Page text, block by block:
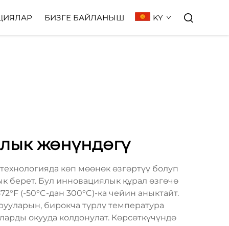
БИЗГЕ БАЙЛАНЫШ KY
жөнүндөгү
көп мөөнөк өзгөртүү болуп
берет. Бул инновациялык құрал өзгөчө
(-50°C-дан 300°C)-ка чейин аныктайт.
бирокча түрлү температура
окууда колдонулат. Көрсөткүчүндө